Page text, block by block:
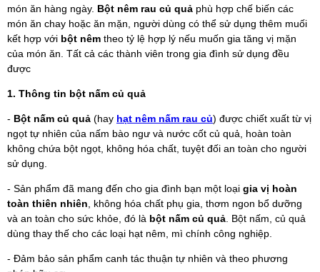
món ăn hàng ngày. Bột nêm rau củ quả phù hợp chế biến các
món ăn chay hoặc ăn mặn, người dùng có thể sử dụng thêm muối
kết hợp với bột nêm theo tỷ lệ hợp lý nếu muốn gia tăng vị mặn
của món ăn. Tất cả các thành viên trong gia đình sử dụng đều
được
1. Thông tin bột nấm củ quả
- Bột nấm củ quả (hay hạt nêm nấm rau củ) được chiết xuất từ vị
ngọt tự nhiên của nấm bào ngư và nước cốt củ quả, hoàn toàn
không chứa bột ngọt, không hóa chất, tuyệt đối an toàn cho người
sử dụng.
- Sản phẩm đã mang đến cho gia đình bạn một loại gia vị hoàn
toàn thiên nhiên , không hóa chất phụ gia, thơm ngon bổ dưỡng
và an toàn cho sức khỏe, đó là bột nấm củ quả . Bột nấm, củ quả
dùng thay thế cho các loại hạt nêm, mì chính công nghiệp.
- Đảm bảo sản phẩm canh tác thuận tự nhiên và theo phương